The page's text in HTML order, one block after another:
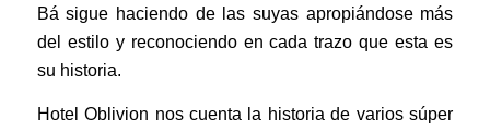
Bá sigue haciendo de las suyas apropiándose más
del estilo y reconociendo en cada trazo que esta es
su historia.
Hotel Oblivion nos cuenta la historia de varios súper